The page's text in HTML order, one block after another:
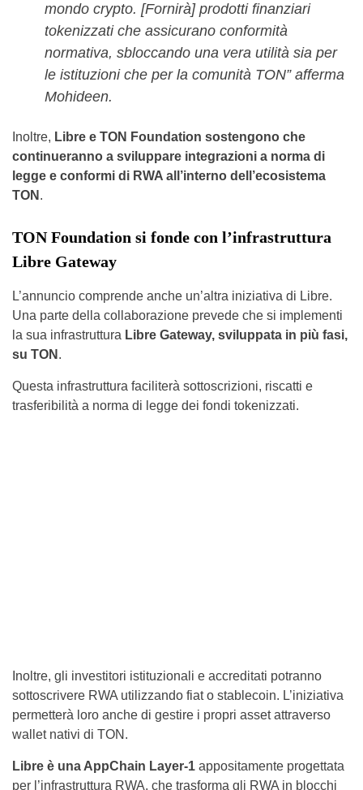
mondo crypto. [Fornirà] prodotti finanziari
tokenizzati che assicurano conformità
normativa, sbloccando una vera utilità sia per
le istituzioni che per la comunità TON” afferma
Mohideen.
Inoltre, Libre e TON Foundation sostengono che
continueranno a sviluppare integrazioni a norma di
legge e conformi di RWA all’interno dell’ecosistema
TON .
TON Foundation si fonde con l’infrastruttura
Libre Gateway
L’annuncio comprende anche un’altra iniziativa di Libre.
Una parte della collaborazione prevede che si implementi
la sua infrastruttura Libre Gateway, sviluppata in più fasi,
su TON .
Questa infrastruttura faciliterà sottoscrizioni, riscatti e
trasferibilità a norma di legge dei fondi tokenizzati.
Inoltre, gli investitori istituzionali e accreditati potranno
sottoscrivere RWA utilizzando fiat o stablecoin. L’iniziativa
permetterà loro anche di gestire i propri asset attraverso
wallet nativi di TON.
Libre è una AppChain Layer-1 appositamente progettata
per l’infrastruttura RWA, che trasforma gli RWA in blocchi